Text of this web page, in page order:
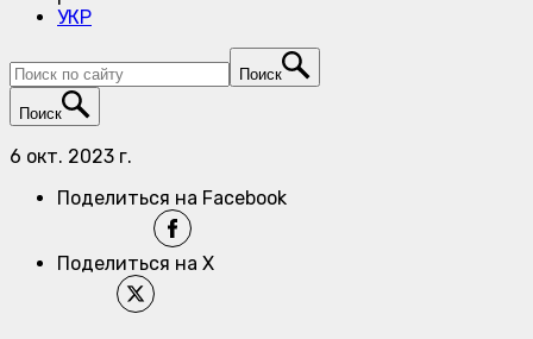
УКР
Поиск
Поиск
6 окт. 2023 г.
Поделиться на Facebook
Поделиться на X